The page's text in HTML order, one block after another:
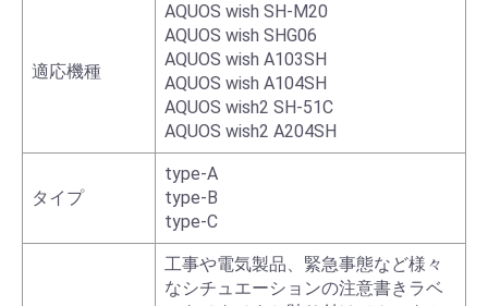
適応機種
AQUOS wish SH-M20
AQUOS wish SHG06
AQUOS wish A103SH
AQUOS wish A104SH
AQUOS wish2 SH-51C
AQUOS wish2 A204SH
タイプ
type-A
type-B
type-C
工事や電気製品、緊急事態など様々
なシチュエーションの注意書きラベ